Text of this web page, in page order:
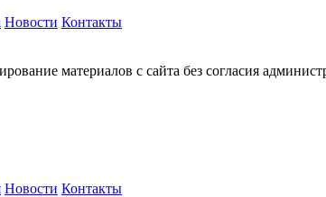
Новости Контакты
материалов с сайта без согласия
Новости Контакты